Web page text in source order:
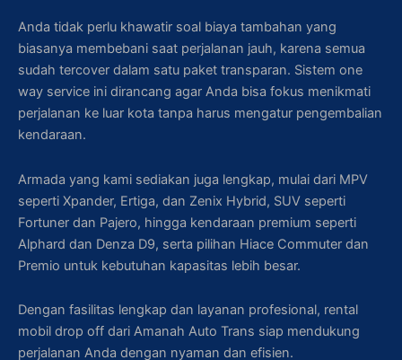
Anda tidak perlu khawatir soal biaya tambahan yang
biasanya membebani saat perjalanan jauh, karena semua
sudah tercover dalam satu paket transparan. Sistem one
way service ini dirancang agar Anda bisa fokus menikmati
perjalanan ke luar kota tanpa harus mengatur pengembalian
kendaraan.
Armada yang kami sediakan juga lengkap, mulai dari MPV
seperti Xpander, Ertiga, dan Zenix Hybrid, SUV seperti
Fortuner dan Pajero, hingga kendaraan premium seperti
Alphard dan Denza D9, serta pilihan Hiace Commuter dan
Premio untuk kebutuhan kapasitas lebih besar.
Dengan fasilitas lengkap dan layanan profesional, rental
mobil drop off dari Amanah Auto Trans siap mendukung
perjalanan Anda dengan nyaman dan efisien.